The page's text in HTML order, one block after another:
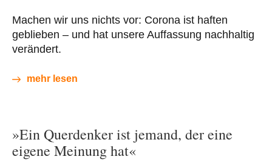
Machen wir uns nichts vor: Corona ist haften
geblieben – und hat unsere Auffassung nachhaltig
verändert.
mehr lesen
»Ein Querdenker ist jemand, der eine
eigene Meinung hat«